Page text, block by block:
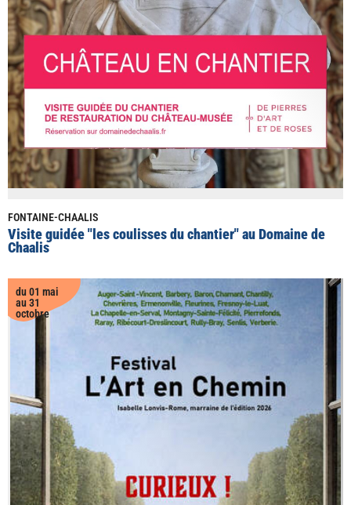
FONTAINE-CHAALIS
Visite guidée "les coulisses du chantier" au Domaine de
Chaalis
du 01 mai
au 31
octobre